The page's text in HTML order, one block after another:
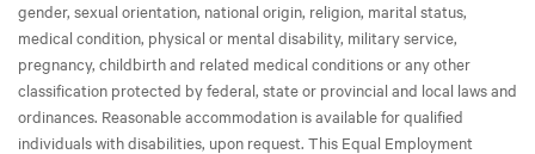
gender, sexual orientation, national origin, religion, marital status,
medical condition, physical or mental disability, military service,
pregnancy, childbirth and related medical conditions or any other
classification protected by federal, state or provincial and local laws and
ordinances. Reasonable accommodation is available for qualified
individuals with disabilities, upon request. This Equal Employment